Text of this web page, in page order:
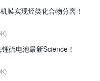
膜实现烃类化合物分离！
硫电池最新Science！